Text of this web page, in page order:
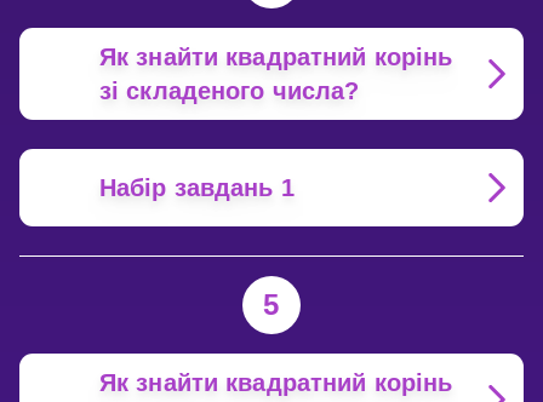
Як знайти квадратний корінь
зі складеного числа?
Набір завдань 1
5
Як знайти квадратний корінь